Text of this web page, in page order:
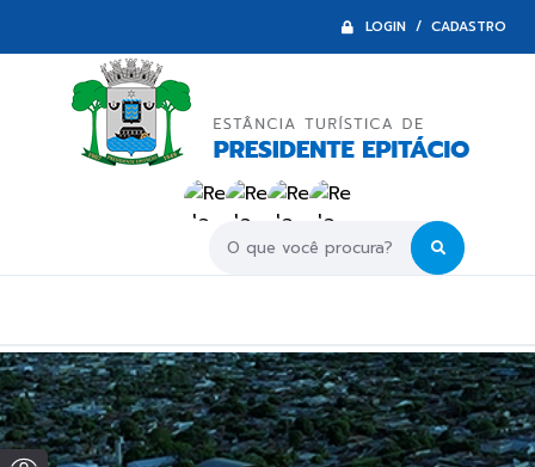
LOGIN / CADASTRO